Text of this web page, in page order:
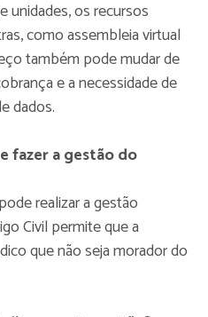
unidades, os recursos
como assembleia virtual
também pode mudar de
e a necessidade de
dados.
fazer a gestão do
realizar a gestão
Civil permite que a
que não seja morador do